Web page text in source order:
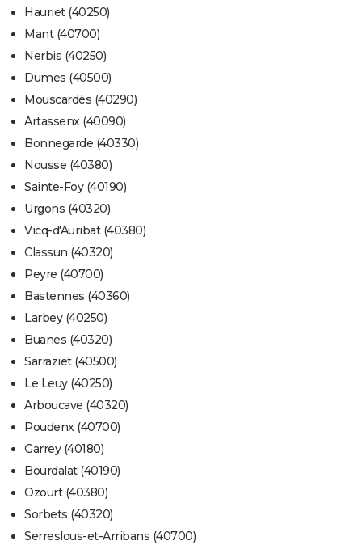
Hauriet (40250)
Mant (40700)
Nerbis (40250)
Dumes (40500)
Mouscardès (40290)
Artassenx (40090)
Bonnegarde (40330)
Nousse (40380)
Sainte-Foy (40190)
Urgons (40320)
Vicq-d'Auribat (40380)
Classun (40320)
Peyre (40700)
Bastennes (40360)
Larbey (40250)
Buanes (40320)
Sarraziet (40500)
Le Leuy (40250)
Arboucave (40320)
Poudenx (40700)
Garrey (40180)
Bourdalat (40190)
Ozourt (40380)
Sorbets (40320)
Serreslous-et-Arribans (40700)